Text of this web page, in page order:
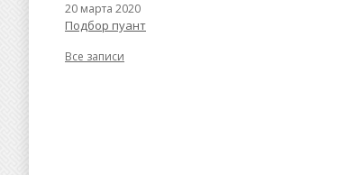
20 марта 2020
Подбор пуант
Все записи